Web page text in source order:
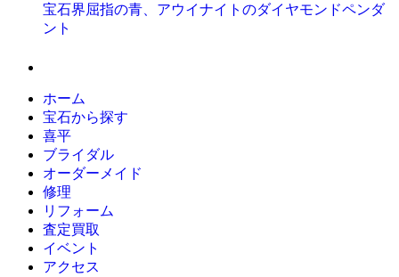
宝石界屈指の青、アウイナイトのダイヤモンドペンダ
ント
ホーム
宝石から探す
喜平
ブライダル
オーダーメイド
修理
リフォーム
査定買取
イベント
アクセス